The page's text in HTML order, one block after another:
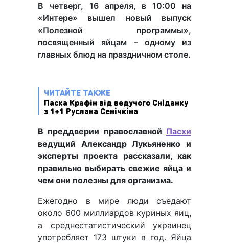
В четверг, 16 апреля, в 10:00 на
«Интере» вышел новый выпуск
«Полезной программы»,
посвященный яйцам – одному из
главных блюд на праздничном столе.
ЧИТАЙТЕ ТАКЖЕ
Паска Крафін від ведучого Сніданку
з 1+1 Руслана Сенічкіна
В преддверии православной Пасхи
ведущий Александр Лукьяненко и
эксперты проекта рассказали, как
правильно выбирать свежие яйца и
чем они полезны для организма.
Ежегодно в мире люди съедают
около 600 миллиардов куриных яиц,
а среднестатистический украинец
употребляет 173 штуки в год. Яйца